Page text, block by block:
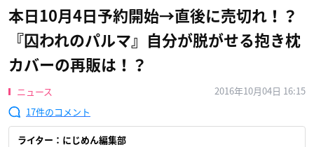
本日10月4日予約開始→直後に売切れ！？
『囚われのパルマ』自分が脱がせる抱き枕
カバーの再販は！？
ニュース
2016年10月04日 16:15
17
ライター：にじめん編集部